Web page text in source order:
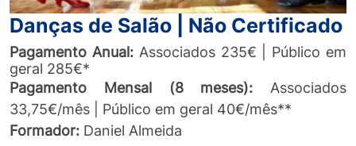
Danças de Salão | Não Certificado
Pagamento Anual: Associados 235€ | Público em
geral 285€*
Pagamento Mensal (8 meses): Associados
33,75€/mês | Público em geral 40€/mês**
Formador: Daniel Almeida